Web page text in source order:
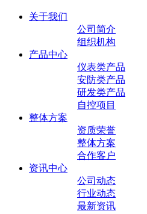
关于我们
公司简介
组织机构
产品中心
仪表类产品
安防类产品
研发类产品
自控项目
整体方案
资质荣誉
整体方案
合作客户
资讯中心
公司动态
行业动态
最新资讯